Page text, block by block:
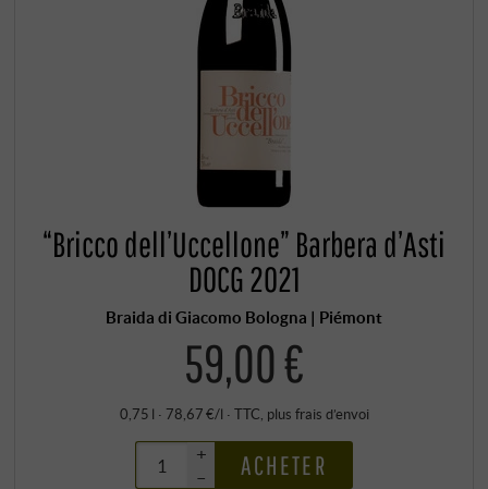
“Bricco dell’Uccellone” Barbera d’Asti
DOCG 2021
Braida di Giacomo Bologna | Piémont
59,00 €
0,75 l · 78,67 €/l · TTC, plus frais d’envoi
+
–
ACHETER